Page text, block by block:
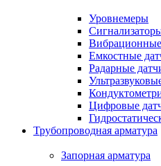
Уровнемеры
Емкостные
Радарные
Цифровые
Трубопроводная арматура
Запорная арматура